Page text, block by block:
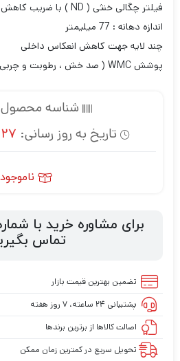
فیلتر چگالی خنثی ( ND ) با ضریب کاهش 10 استاپ
اندازه دهانه : 77 میلیمتر
چند لایه جهت کاهش انعکاس داخلی
پوشش WMC ( صد خش ، رطوبت و چربی )
شناسه
تاریخ به روز رسانی: 27 شهریور 1403
ناموجود
برای مشاوره خرید با
تماس
تضمین بهترین قیمت بازار
پشتیبانی ۲۴ ساعته، ۷ روز هفته
اصالت کالاها از برترین برندها
تحویل سریع در کمترین زمان ممکن